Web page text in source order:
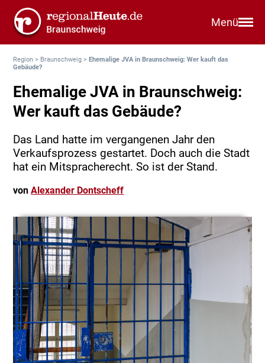
Menü
Region > Braunschweig >Ehemalige JVA in Braunschweig: Wer kauft das
Gebäude?
Ehemalige JVA in Braunschweig:
Wer kauft das Gebäude?
Das Land hatte im vergangenen Jahr den
Verkaufsprozess gestartet. Doch auch die Stadt
hat ein Mitspracherecht. So ist der Stand.
vonAlexander Dontscheff